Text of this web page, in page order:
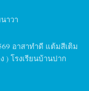
าวา
อาสาทำดี แต้มสีเติม
) โรงเรียนบ้านปาก